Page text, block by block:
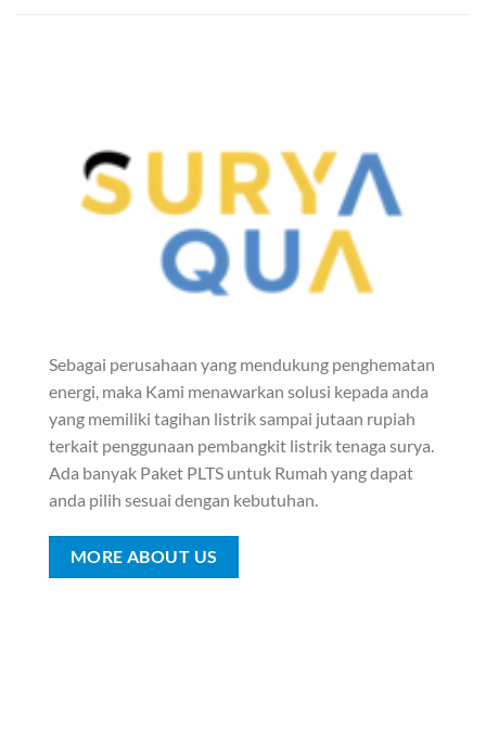
Sebagai perusahaan yang mendukung penghematan
energi, maka Kami menawarkan solusi kepada anda
yang memiliki tagihan listrik sampai jutaan rupiah
terkait penggunaan pembangkit listrik tenaga surya.
Ada banyak Paket PLTS untuk Rumah yang dapat
anda pilih sesuai dengan kebutuhan.
MORE ABOUT US